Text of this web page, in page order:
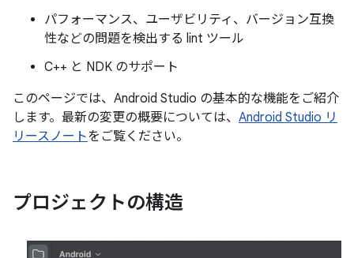
パフォーマンス、ユーザビリティ、バージョン互換
性などの問題を検出する lint ツール
C++ と NDK のサポート
このページでは、Android Studio の基本的な機能をご紹介
します。最新の変更の概要については、 Android Studio リ
リースノートをご覧ください。
プロジェクトの構造